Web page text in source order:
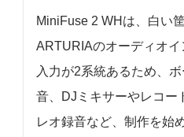
MiniFuse 2 WHは、白い
ARTURIAのオーディオイ
入力が2系統あるため、
音、DJミキサーやレコー
レオ録音など、制作を始